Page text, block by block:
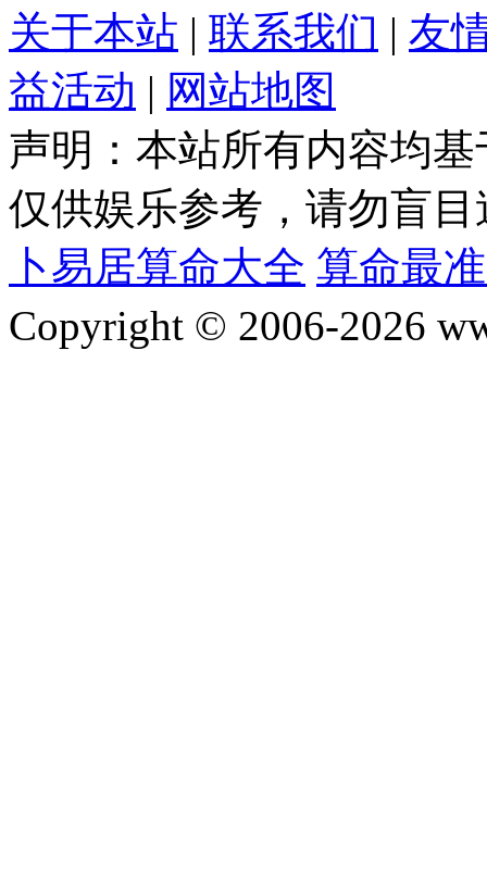
关于本站 | 联系我们 | 友
益活动 | 网站地图
声明：本站所有内容均
仅供娱乐参考，请勿盲目
卜易居算命大全 算命最
Copyright © 2006-2026